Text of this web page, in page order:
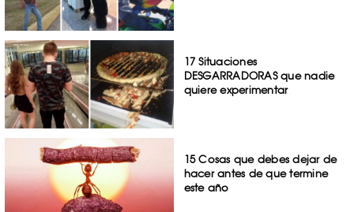
17 Situaciones
DESGARRADORAS que nadie
quiere experimentar
15 Cosas que debes dejar de
hacer antes de que termine
este año